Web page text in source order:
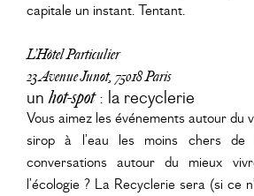
capitale un instant. Tentant.
L’Hôtel Particulier
23 Avenue Junot, 75018 Paris
unhot-spot: la recyclerie
Vous aimez les événements autour du
sirop à l’eau les moins chers
conversations autour du mieux
l’écologie ? La Recyclerie sera (si ce